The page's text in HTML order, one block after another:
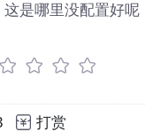
是哪里没配置好呢
打赏